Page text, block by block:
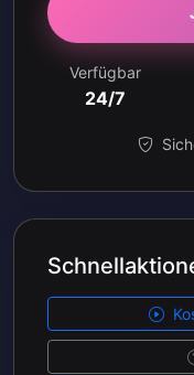
Verfügbar
24/7